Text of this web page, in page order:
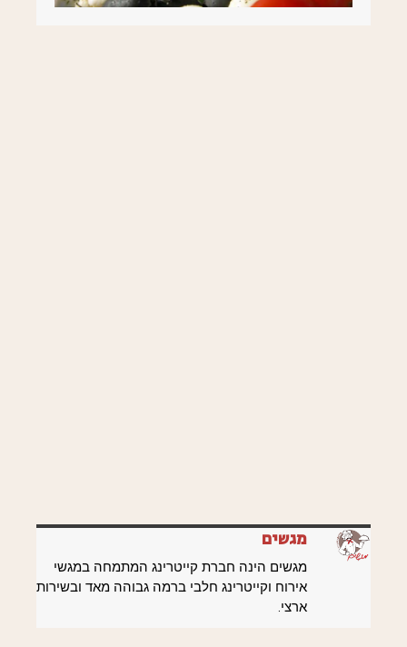
מגשים
מגשים הינה חברת קייטרינג המתמחה במגשי
אירוח וקייטרינג חלבי ברמה גבוהה מאד ובשירות
ארצי.